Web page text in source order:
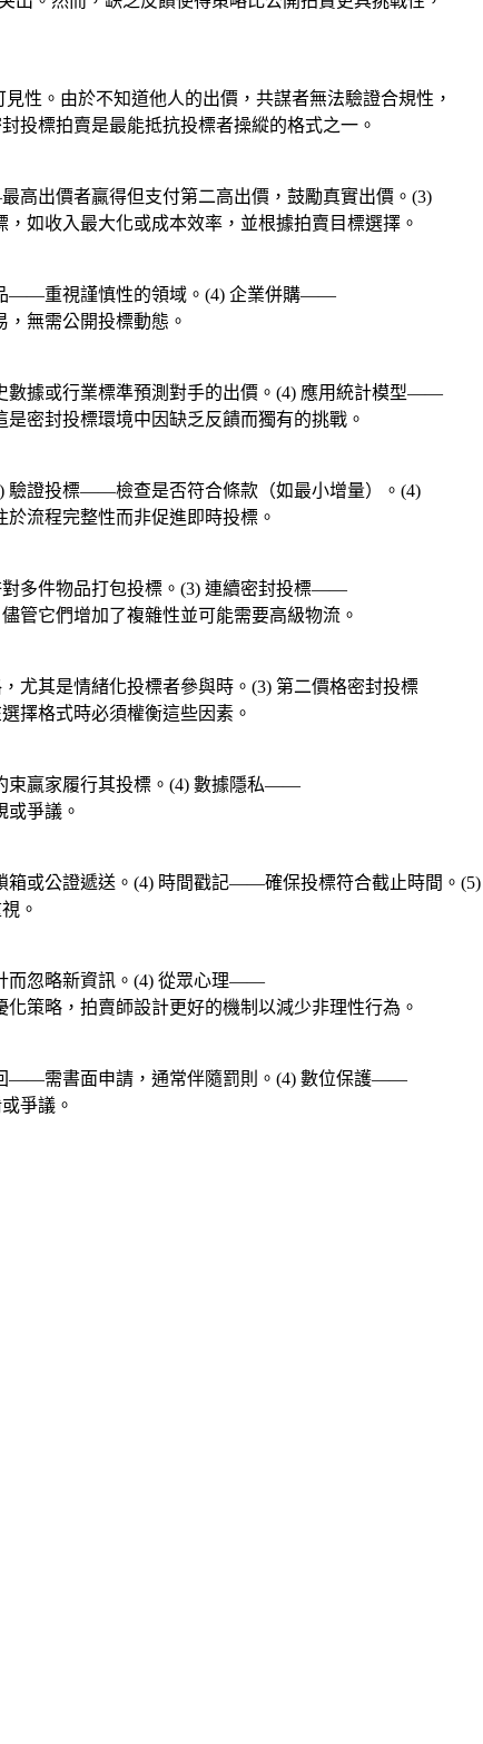
性。由於不知道他人的出價，共謀者無法驗證合規性，
投標拍賣是最能抵抗投標者操縱的格式之一。
出價者贏得但支付第二高出價，鼓勵真實出價。(3)
如收入最大化或成本效率，並根據拍賣目標選擇。
——重視謹慎性的領域。(4) 企業併購——
無需公開投標動態。
據或行業標準預測對手的出價。(4) 應用統計模型——
密封投標環境中因缺乏反饋而獨有的挑戰。
證投標——檢查是否符合條款（如最小增量）。(4)
流程完整性而非促進即時投標。
多件物品打包投標。(3) 連續密封投標——
管它們增加了複雜性並可能需要高級物流。
尤其是情緒化投標者參與時。(3) 第二價格密封投標
擇格式時必須權衡這些因素。
束贏家履行其投標。(4) 數據隱私——
爭議。
或公證遞送。(4) 時間戳記——確保投標符合截止時間。(5)
。
而忽略新資訊。(4) 從眾心理——
策略，拍賣師設計更好的機制以減少非理性行為。
——需書面申請，通常伴隨罰則。(4) 數位保護——
爭議。